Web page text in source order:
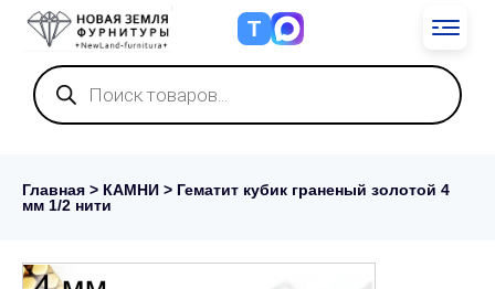
Т
Поиск
товаров
Главная > КАМНИ > Гематит кубик граненый золотой 4
мм 1/2 нити